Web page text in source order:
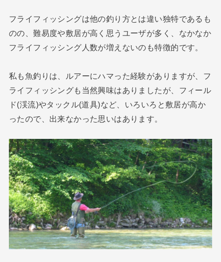
フライフィッシングは他の釣り方とは違い独特であるも
のの、難易度や敷居が高く思うユーザが多く、なかなか
フライフィッシング人数が増えないのも特徴的です。
私も魚釣りは、ルアーにハマった経験がありますが、フ
ライフィッシングも当然興味はありましたが、フィール
ド(渓流)やタックル(道具)など、いろいろと敷居が高か
ったので、出来なかった思いはあります。